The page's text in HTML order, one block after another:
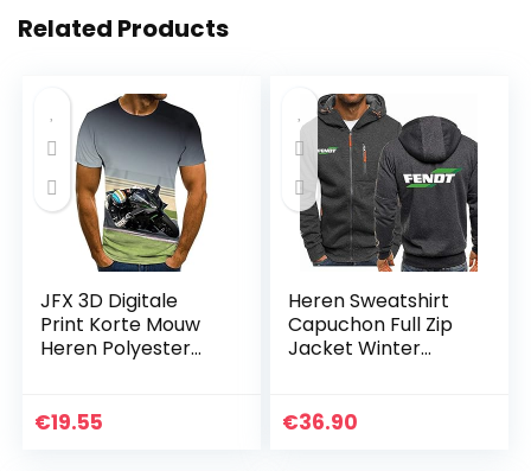
Related Products
JFX 3D Digitale
Print Korte Mouw
Heren Polyester
Losse Jas Samen/I
€19.55
Heren Sweatshirt
Capuchon Full Zip
Jacket Winter
Casual Plus Size
€36.90